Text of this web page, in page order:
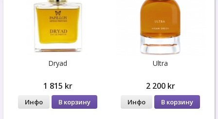
Dryad
1 815 kr
Инфо В корзину
Ultra
2 200 kr
Инфо В корзину